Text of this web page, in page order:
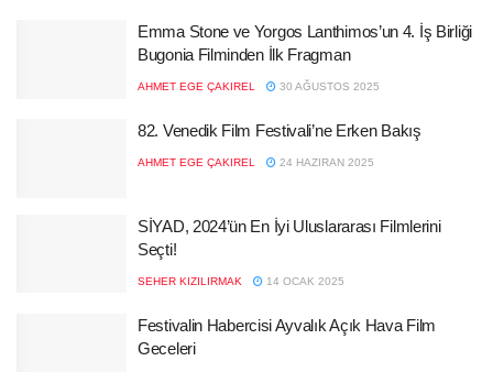
Emma Stone ve Yorgos Lanthimos’un 4. İş Birliği
Bugonia Filminden İlk Fragman
AHMET EGE ÇAKIREL 30 AĞUSTOS 2025
82. Venedik Film Festivali’ne Erken Bakış
AHMET EGE ÇAKIREL 24 HAZIRAN 2025
SİYAD, 2024’ün En İyi Uluslararası Filmlerini
Seçti!
SEHER KIZILIRMAK 14 OCAK 2025
Festivalin Habercisi Ayvalık Açık Hava Film
Geceleri